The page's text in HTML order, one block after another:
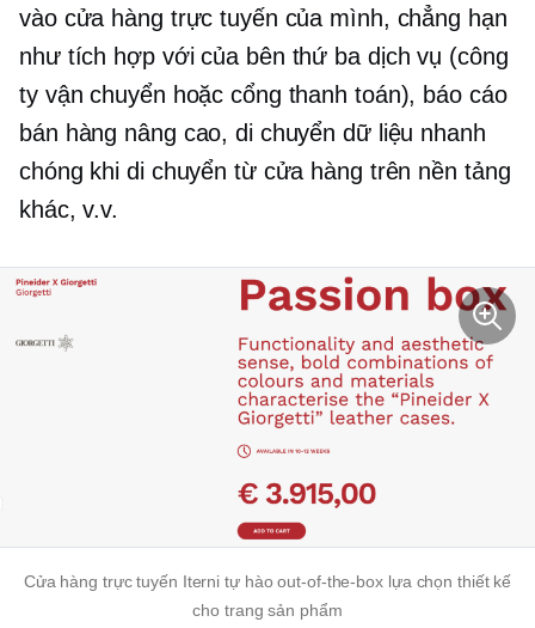
vào cửa hàng trực tuyến của mình, chẳng hạn
như tích hợp vớicủa bên thứ badịch vụ (công
ty vận chuyển hoặc cổng thanh toán), báo cáo
bán hàng nâng cao, di chuyển dữ liệu nhanh
chóng khi di chuyển từ cửa hàng trên nền tảng
khác, v.v.
Cửa hàng trực tuyến Iterni tự hàoout-of-the-box lựa chọn thiết kế
cho trang sản phẩm